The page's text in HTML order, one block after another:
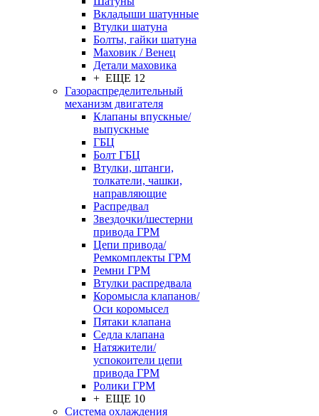
Вкладыши шатунные
Втулки шатуна
Болты, гайки шатуна
Маховик / Венец
Детали маховика
+ ЕЩЕ 12
Газораспределительный
механизм двигателя
Клапаны впускные/
выпускные
ГБЦ
Болт ГБЦ
Втулки, штанги,
толкатели, чашки,
направляющие
Распредвал
Звездочки/шестерни
привода ГРМ
Цепи привода/
Ремкомплекты ГРМ
Ремни ГРМ
Втулки распредвала
Коромысла клапанов/
Оси коромысел
Пятаки клапана
Седла клапана
Натяжители/
успокоители цепи
привода ГРМ
Ролики ГРМ
+ ЕЩЕ 10
Система охлаждения